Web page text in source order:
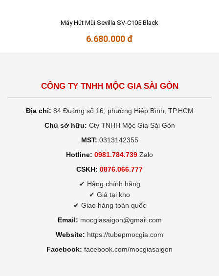
Máy Hút Mùi Sevilla SV-C105 Black
6.680.000 đ
CÔNG TY TNHH MỘC GIA SÀI GÒN
Địa chỉ: 84 Đường số 16, phường Hiệp Bình, TP.HCM
Chủ sở hữu: Cty TNHH Mộc Gia Sài Gòn
MST: 0313142355
Hotline: 0981.784.739 Zalo
CSKH: 0876.066.777
✔ Hàng chính hãng
✔ Giá tại kho
✔ Giao hàng toàn quốc
Email: mocgiasaigon@gmail.com
Website: https://tubepmocgia.com
Facebook: facebook.com/mocgiasaigon